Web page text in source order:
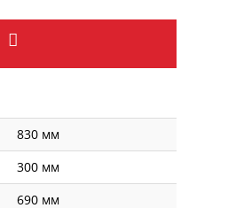
830 мм
300 мм
690 мм